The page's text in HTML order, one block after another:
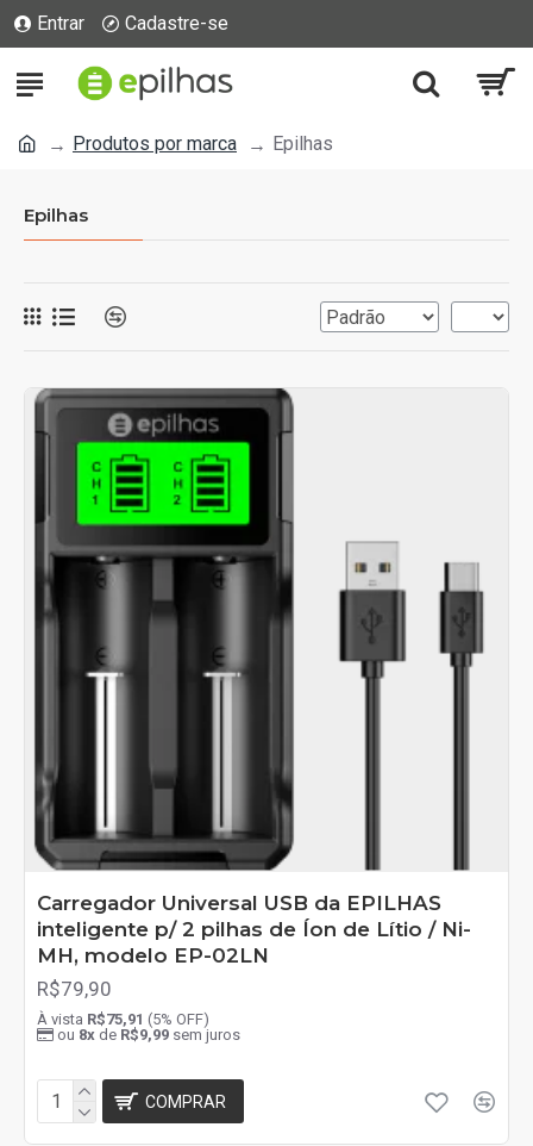
Entrar Cadastre-se
Produtos por marca Epilhas
Epilhas
Carregador Universal USB da EPILHAS
inteligente p/ 2 pilhas de Íon de Lítio / Ni-
MH, modelo EP-02LN
R$79,90
À vista R$75,91 (5% OFF)
ou 8x de R$9,99 sem juros
COMPRAR